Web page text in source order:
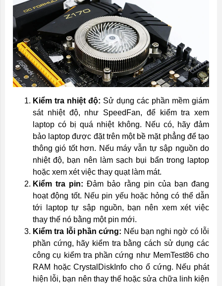
Kiểm tra nhiệt độ: Sử dụng các phần mềm giám
sát nhiệt độ, như SpeedFan, để kiểm tra xem
laptop có bị quá nhiệt không. Nếu có, hãy đảm
bảo laptop được đặt trên một bề mặt phẳng để tạo
thông gió tốt hơn. Nếu máy vẫn tự sập nguồn do
nhiệt độ, bạn nên làm sạch bụi bẩn trong laptop
hoặc xem xét việc thay quạt làm mát.
Kiểm tra pin: Đảm bảo rằng pin của bạn đang
hoạt động tốt. Nếu pin yếu hoặc hỏng có thể dẫn
tới laptop tự sập nguồn, bạn nên xem xét việc
thay thế nó bằng một pin mới.
Kiểm tra lỗi phần cứng: Nếu bạn nghi ngờ có lỗi
phần cứng, hãy kiểm tra bằng cách sử dụng các
công cụ kiểm tra phần cứng như MemTest86 cho
RAM hoặc CrystalDiskInfo cho ổ cứng. Nếu phát
hiện lỗi, bạn nên thay thế hoặc sửa chữa linh kiện